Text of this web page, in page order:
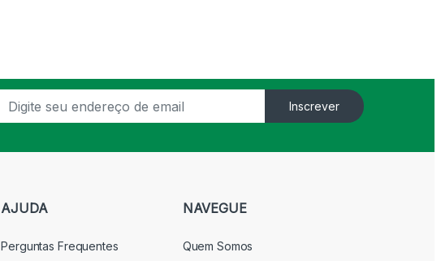
Inscrever
AJUDA
Perguntas Frequentes
NAVEGUE
Quem Somos